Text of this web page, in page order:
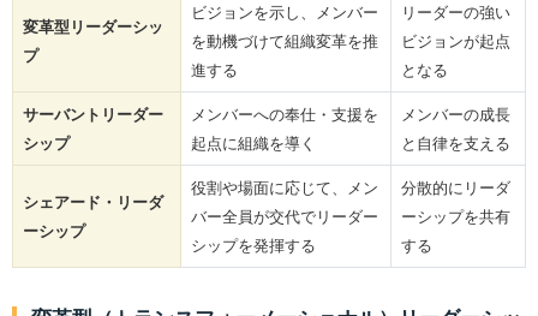
変革型リーダーシッ
プ
ビジョンを示し、メンバー
を動機づけて組織変革を推
進する
リーダーの強い
ビジョンが起点
となる
サーバントリーダー
シップ
メンバーへの奉仕・支援を
起点に組織を導く
メンバーの成長
と自律を支える
シェアード・リーダ
ーシップ
役割や場面に応じて、メン
バー全員が交代でリーダー
シップを発揮する
分散的にリーダ
ーシップを共有
する